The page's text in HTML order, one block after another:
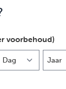
voorbehoud)